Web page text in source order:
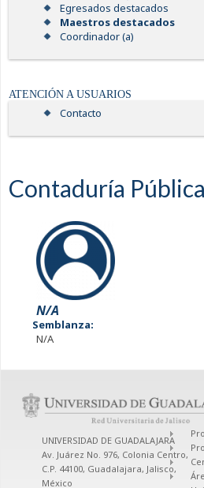
Egresados destacados
Maestros destacados
Coordinador (a)
ATENCIÓN A USUARIOS
Contacto
Contaduría Pública
N/A
Semblanza:
N/A
UNIVERSIDAD DE GUADALAJARA
Av. Juárez No. 976, Colonia Centro,
C.P. 44100, Guadalajara, Jalisco,
México